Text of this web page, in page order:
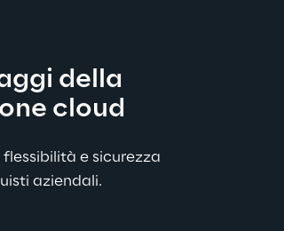
della
cloud
flessibilità e sicurezza
aziendali.